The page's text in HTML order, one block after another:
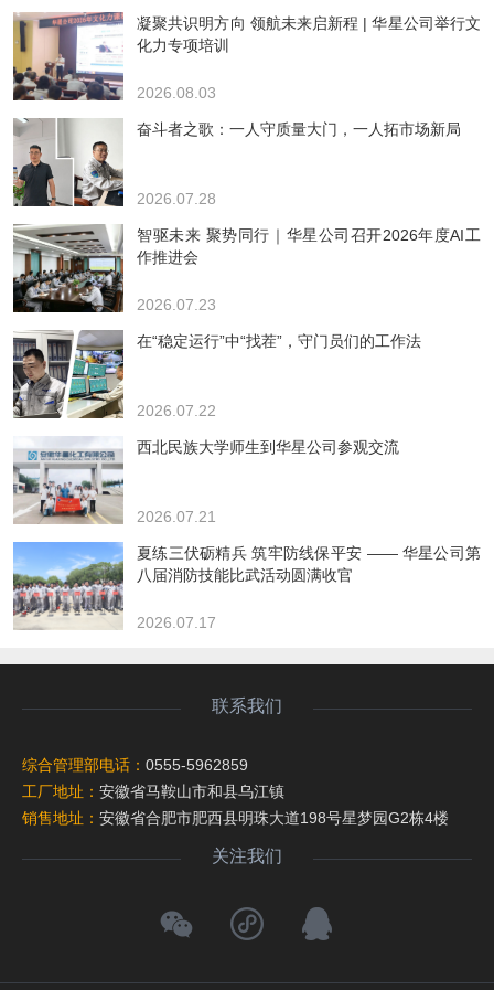
凝聚共识明方向 领航未来启新程 | 华星公司举行文
化力专项培训
2026.08.03
奋斗者之歌：一人守质量大门，一人拓市场新局
2026.07.28
智驱未来 聚势同行｜华星公司召开2026年度AI工
作推进会
2026.07.23
在“稳定运行”中“找茬”，守门员们的工作法
2026.07.22
西北民族大学师生到华星公司参观交流
2026.07.21
夏练三伏砺精兵 筑牢防线保平安 —— 华星公司第
八届消防技能比武活动圆满收官
2026.07.17
联系我们
综合管理部电话： 0555-5962859
工厂地址： 安徽省马鞍山市和县乌江镇
销售地址： 安徽省合肥市肥西县明珠大道198号星梦园G2栋4楼
关注我们